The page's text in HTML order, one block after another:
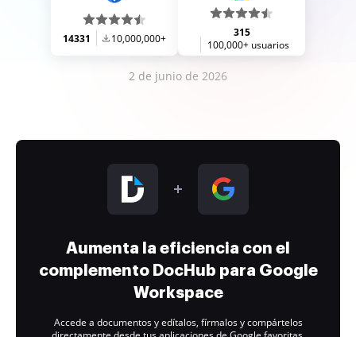
14331 10,000,000+
315
100,000+ usuarios
2 de junio de 2026
Aumenta la eficiencia con el
complemento DocHub para Google
Workspace
Accede a documentos y edítalos, fírmalos y compártelos